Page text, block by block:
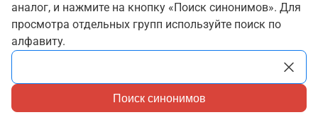
аналог, и нажмите на кнопку «Поиск синонимов». Для
просмотра отдельных групп используйте поиск по
алфавиту.
Поиск синонимов